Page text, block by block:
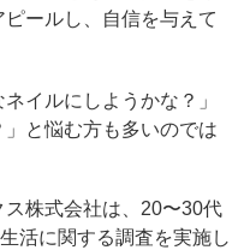
ールし、自信を与えて
イルにしようかな？」
」と悩む方も多いのでは
株式会社は、20〜30代
活に関する調査を実施し